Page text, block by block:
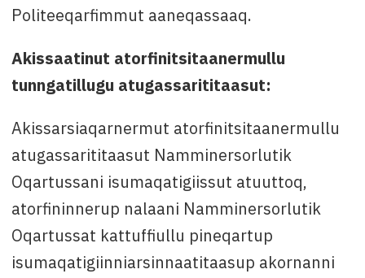
Politeeqarfimmut aaneqassaaq.
Akissaatinut atorfinitsitaanermullu
tunngatillugu atugassarititaasut:
Akissarsiaqarnermut atorfinitsitaanermullu
atugassarititaasut Namminersorlutik
Oqartussani isumaqatigiissut atuuttoq,
atorfininnerup nalaani Namminersorlutik
Oqartussat kattuffiullu pineqartup
isumaqatigiinniarsinnaatitaasup akornanni